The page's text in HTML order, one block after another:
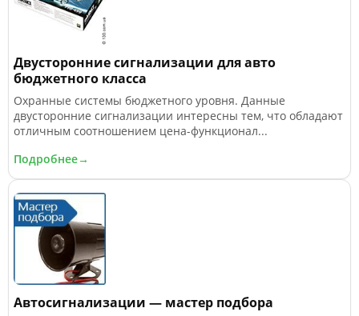
Двусторонние сигнализации для авто
бюджетного класса
Охранные системы бюджетного уровня. Данные
двусторонние сигнализации интересны тем, что обладают
отличным соотношением цена-функционал...
Подробнее→
Автосигнализации — мастер подбора